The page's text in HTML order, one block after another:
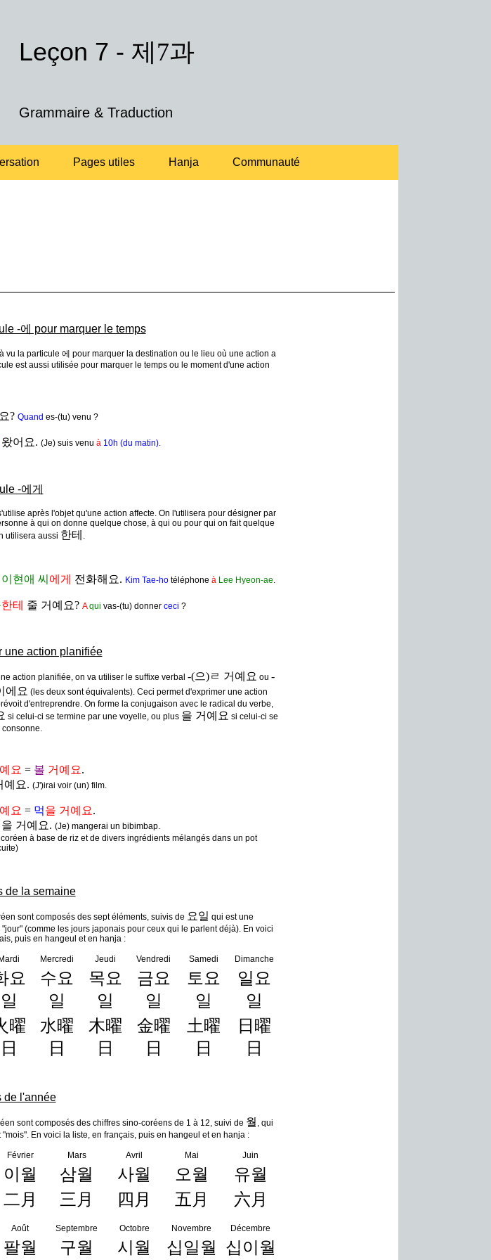
Leçon 7 - 제7과
Grammaire & Traduction
Pages utiles Hanja Communauté
-에 pour marquer le temps
vu la particule 에 pour marquer la destination ou le lieu où une action a
est aussi utilisée pour marquer le temps ou le moment d'une action
? Quand es-(tu) venu ?
왔어요. (Je) suis venu à 10h (du matin).
-에게
après l'objet qu'une action affecte. On l'utilisera pour désigner par
à qui on donne quelque chose, à qui ou pour qui on fait quelque
utilisera aussi 한테 .
이현애 씨 에게 전화해요. Kim Tae-hotéléphone à Lee Hyeon-ae.
한테 줄 거예요? A qui vas-(tu) donner ceci ?
une action planifiée
action planifiée, on va utiliser le suffixe verbal -(으)ㄹ 거예요 ou -
에요 (les deux sont équivalents). Ceci permet d'exprimer une action
d'entreprendre. On forme la conjugaison avec le radical du verbe,
si celui-ci se termine par une voyelle, ou plus 을 거예요 si celui-ci se
요 = 볼 거예요.
예요. (J')irai voir (un) film.
요 = 먹을 거예요.
거예요. (Je) mangerai un bibimbap.
à base de riz et de divers ingrédients mélangés dans un pot
de la semaine
sont composés des sept éléments, suivis de 요일 qui est une
(comme les jours japonais pour ceux qui le parlent déjà). En voici
puis en hangeul et en hanja :
Mardi Mercredi Jeudi Vendredi Samedi Dimanche
요
일
수요
일
목요
일
금요
일
토요
일
일요
일
曜
日
水曜
日
木曜
日
金曜
日
土曜
日
日曜
日
de l'année
sont composés des chiffres sino-coréens de 1 à 12, suivi de 월 , qui
En voici la liste, en français, puis en hangeul et en hanja :
Février Mars Avril Mai Juin
이월 삼월 사월 오월
유월
二月 三月 四月 五月 六月
Août Septembre Octobre Novembre Décembre
팔월 구월 시월 십일월
십이월